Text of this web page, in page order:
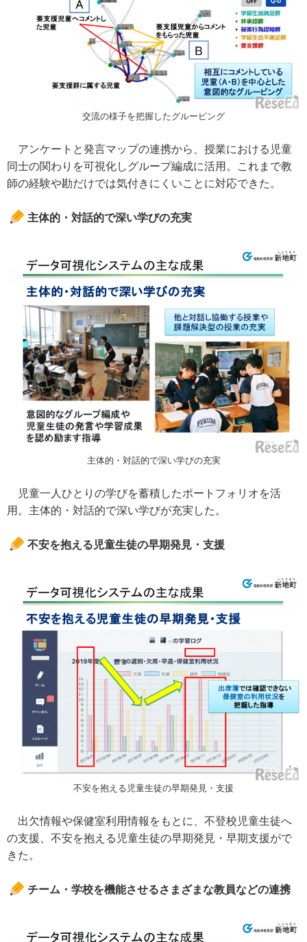
交流の様子を把握したグルーピング
アンケートと発言マップの連携から、授業における児童
同士の関わりを可視化しグループ編成に活用。これまで教
師の経験や勘だけでは気付きにくいことに対応できた。
主体的・対話的で深い学びの充実
主体的・対話的で深い学びの充実
児童一人ひとりの学びを蓄積したポートフォリオを活
用。主体的・対話的で深い学びが充実した。
不安を抱える児童生徒の早期発見・支援
不安を抱える児童生徒の早期発見・支援
出欠情報や保健室利用情報をもとに、不登校児童生徒へ
の支援、不安を抱える児童生徒の早期発見・早期支援がで
きた。
チーム・学校を機能させるさまざまな教員などの連携